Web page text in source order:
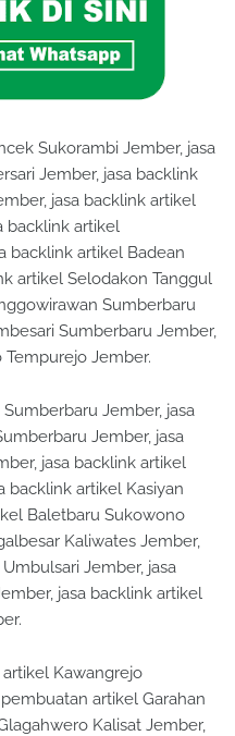
Sukorambi Jember, jasa
Jember, jasa backlink
jasa backlink artikel
backlink artikel
backlink artikel Badean
artikel Selodakon Tanggul
Sumberbaru
Sumberbaru Jember,
Jember.
Jember, jasa
Jember, jasa
jasa backlink artikel
backlink artikel Kasiyan
Baletbaru Sukowono
Kaliwates Jember,
Jember, jasa
jasa backlink artikel
artikel Kawangrejo
artikel Garahan
Kalisat Jember,